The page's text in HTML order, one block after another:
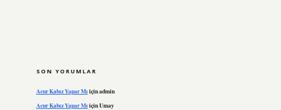
SON YORUMLAR
Acur Kabız Yapar Mıiçinadmin
Acur Kabız Yapar MıiçinUmay